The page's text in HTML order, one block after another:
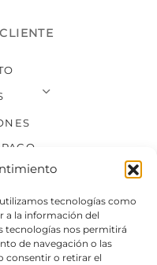
tecnologías como
a la información del
tecnologías nos permitirá
de navegación o las
consentir o retirar el